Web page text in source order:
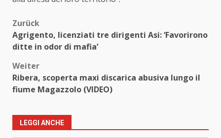
Beitragsnavigation
Zurück
Agrigento, licenziati tre dirigenti Asi: ‘Favorirono
ditte in odor di mafia’
Weiter
Ribera, scoperta maxi discarica abusiva lungo il
fiume Magazzolo (VIDEO)
LEGGI ANCHE